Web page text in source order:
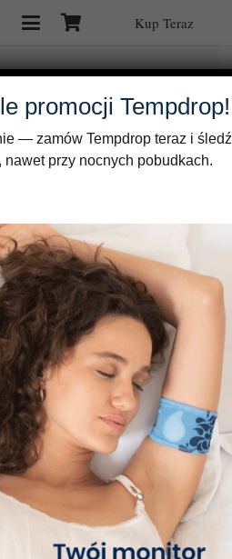
Kup Teraz
metoda angielska
Metodą Angielską
LMM
promocji Tempdrop!
— zamów Tempdrop teraz i
nawet przy nocnych pobudkach.